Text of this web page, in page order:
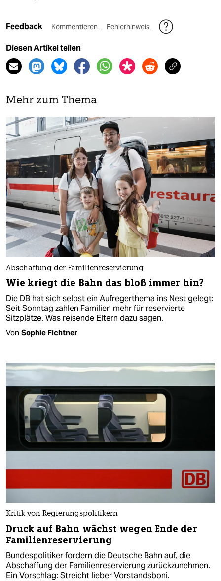
Feedback Kommentieren Fehlerhinweis
Diesen Artikel teilen
Mehr zum Thema
Abschaffung der Familienreservierung
Wie kriegt die Bahn das bloß immer hin?
Die DB hat sich selbst ein Aufregerthema ins Nest gelegt:
Seit Sonntag zahlen Familien mehr für reservierte
Sitzplätze. Was reisende Eltern dazu sagen.
Von Sophie Fichtner
Kritik von Regierungspolitikern
Druck auf Bahn wächst wegen Ende der
Familienreservierung
Bundespolitiker fordern die Deutsche Bahn auf, die
Abschaffung der Familienreservierung zurückzunehmen.
Ein Vorschlag: Streicht lieber Vorstandsboni.